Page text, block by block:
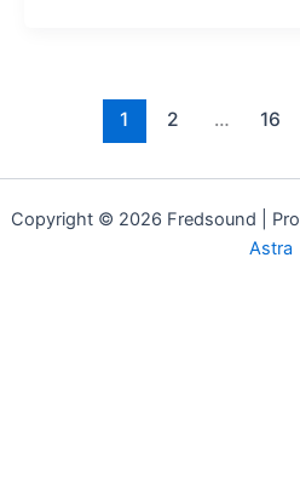
1 2 … 16
Copyright © 2026 Fredsound |
Astra